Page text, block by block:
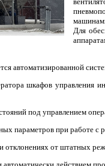
Для
автоматизированной
шкафов управления
под управлением
параметров при работе с
отклонениях от штатных